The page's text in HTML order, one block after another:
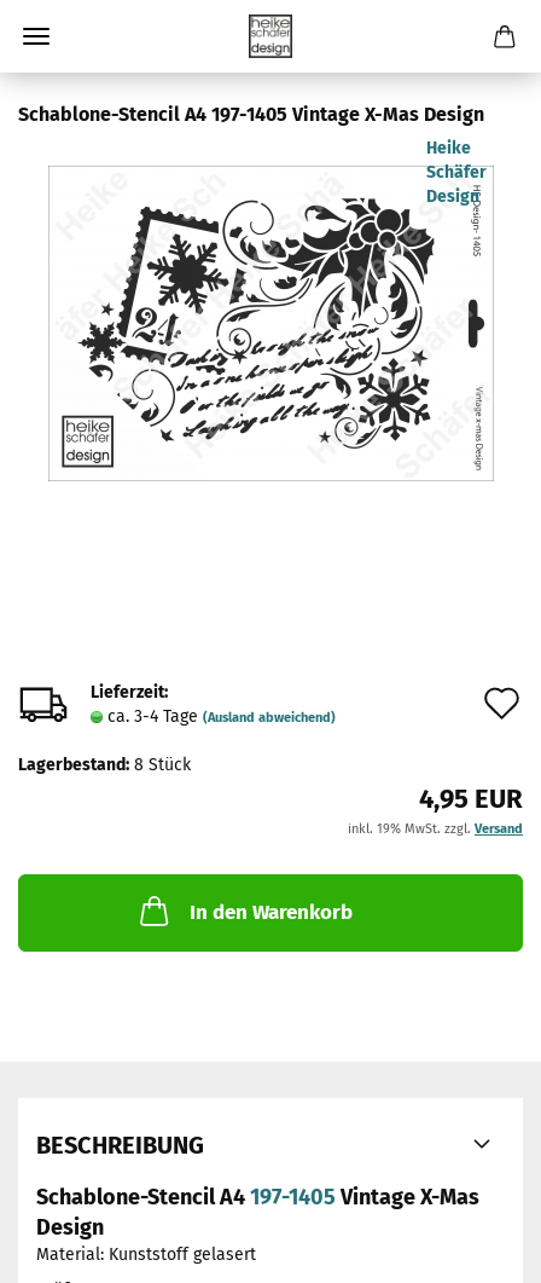
Schablone-Stencil A4 197-1405 Vintage X-Mas Design
Heike
Schäfer
Design
Lieferzeit:
ca. 3-4 Tage (Ausland abweichend)
Lagerbestand: 8 Stück
4,95 EUR
inkl. 19% MwSt. zzgl. Versand
In den Warenkorb
BESCHREIBUNG
Schablone-Stencil A4197-1405Vintage X-Mas
Design
Material: Kunststoff gelasert